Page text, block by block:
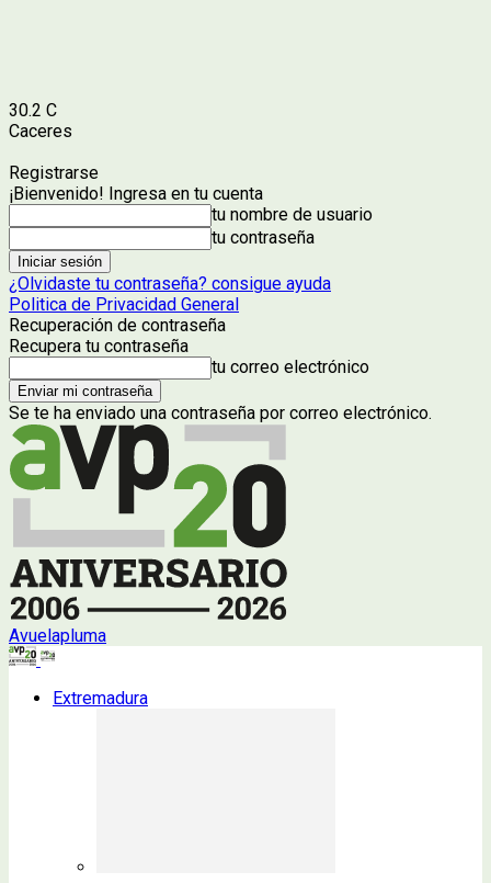
30.2 C
Caceres
Registrarse
¡Bienvenido! Ingresa en tu cuenta
tu nombre de usuario
tu contraseña
¿Olvidaste tu contraseña? consigue ayuda
Politica de Privacidad General
Recuperación de contraseña
Recupera tu contraseña
tu correo electrónico
Se te ha enviado una contraseña por correo electrónico.
Avuelapluma
Extremadura